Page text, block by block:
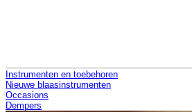
Instrumenten en toebehoren
Nieuwe blaasinstrumenten
Occasions
Dempers